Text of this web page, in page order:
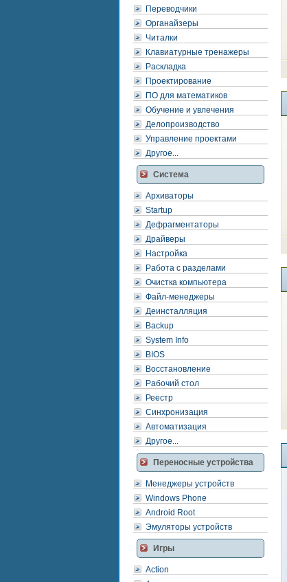
Переводчики
Органайзеры
Читалки
Клавиатурные тренажеры
Раскладка
Проектирование
ПО для математиков
Обучение и увлечения
Делопроизводство
Управление проектами
Другое...
Система
Архиваторы
Startup
Дефрагментаторы
Драйверы
Настройка
Работа с разделами
Очистка компьютера
Файл-менеджеры
Деинсталляция
Backup
System Info
BIOS
Восстановление
Рабочий стол
Реестр
Синхронизация
Автоматизация
Другое...
Переносные устройства
Менеджеры устройств
Windows Phone
Android Root
Эмуляторы устройств
Игры
Action